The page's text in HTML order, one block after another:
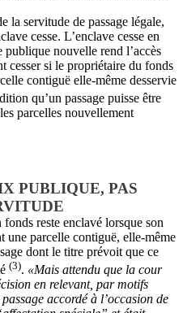
la servitude de passage légale,
cesse. L’enclave cesse en
nouvelle rend l’accès
cesser si le propriétaire du fonds
contiguë elle-même desservie
qu’un passage puisse être
parcelles nouvellement
PUBLIQUE, PAS
reste enclavé lorsque son
une parcelle contiguë, elle-même
dont le titre prévoit que ce
(3). «Mais attendu que la cour
en relevant, par motifs
accordé à l’occasion de